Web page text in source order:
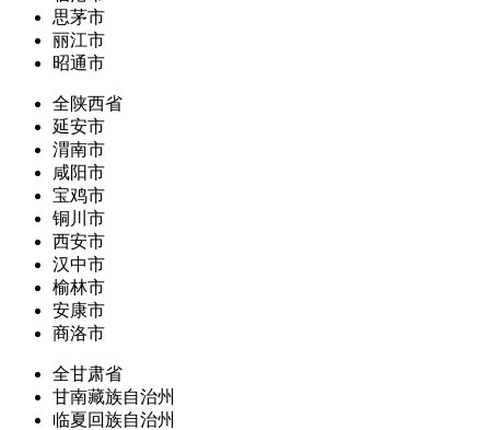
思茅市
丽江市
昭通市
全陕西省
延安市
渭南市
咸阳市
宝鸡市
铜川市
西安市
汉中市
榆林市
安康市
商洛市
全甘肃省
甘南藏族自治州
临夏回族自治州